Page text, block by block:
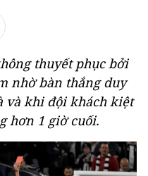
thuyết phục bởi
nhờ bàn thắng duy
và khi đội khách kiệt
hơn 1 giờ cuối.